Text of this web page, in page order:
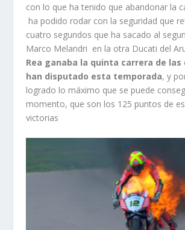
con lo que ha tenido que abandonar la
ha podido rodar con la seguridad que
cuatro segundos que ha sacado al
Marco Melandri en la otra Ducati del
Rea ganaba la quinta carrera de las
han disputado esta temporada, y
logrado lo máximo que se puede
momento, que son los 125 puntos de
victorias